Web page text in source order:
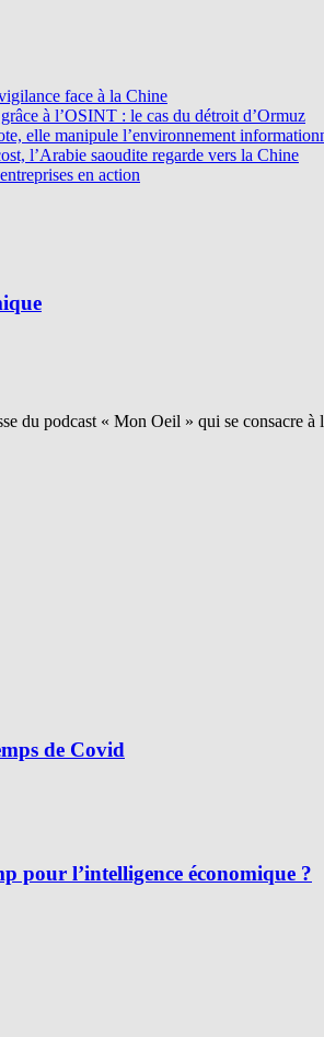
face à la Chine
à l’OSINT : le cas du détroit d’Ormuz
elle manipule l’environnement
l’Arabie saoudite regarde vers la Chine
en action
du podcast « Mon Oeil » qui se consacre
de Covid
pour l’intelligence économique ?